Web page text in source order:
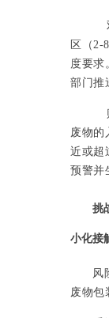
区（
度要求
部门推
废物的
近或超
预警并
挑
小化接
风
废物包